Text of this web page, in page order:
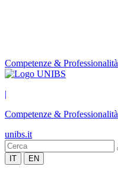
Competenze & Professionalità
|
Competenze & Professionalità
unibs.it
IT EN